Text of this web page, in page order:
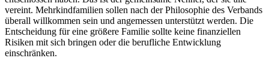
vereint. Mehrkindfamilien sollen nach der Philosophie des Verbands
überall willkommen sein und angemessen unterstützt werden. Die
Entscheidung für eine größere Familie sollte keine finanziellen
Risiken mit sich bringen oder die berufliche Entwicklung
einschränken.